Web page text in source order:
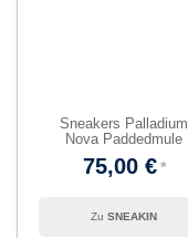
Sneakers Palladium
Nova Paddedmule
75,00 €
SNEAKIN